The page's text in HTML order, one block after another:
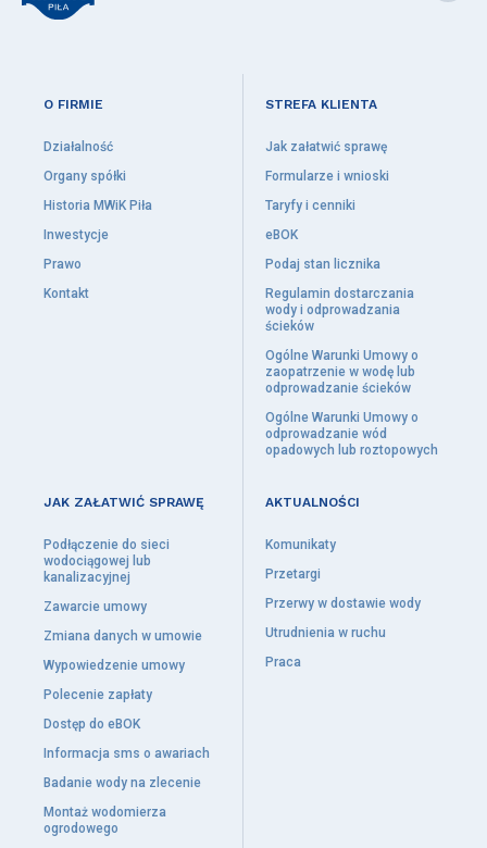
Produkcja wody
Badania wody
Pilska woda na tle wód butelkowanych
Utrudnienia w ruchu
Odprowadzanie wód opadowych lub roztopowych
Wprowadzanie ścieków do środowiska
Prawo
O firmie
Działalność
Organy spółki
Historia MWiK Piła
Inwestycje
Uporządkowanie gospodarki wodno-kanalizacyjnej
na terenie miasta Piły
Efektywny rozwój zielono-niebieskiej infrastruktury ZIT MOF Piły –
Budowa zbiorników retencyjnych dla wód deszczowych na terenie
O FIRMIE
Działalność
Organy spółki
Historia MWiK Piła
Inwestycje
Prawo
Kontakt
STREFA KLIENTA
Jak załatwić sprawę
Formularze i wnioski
Taryfy i cenniki
eBOK
Podaj stan licznika
Regulamin dostarczania
wody i odprowadzania
ścieków
Ogólne Warunki Umowy o
zaopatrzenie w wodę lub
odprowadzanie ścieków
Ogólne Warunki Umowy o
odprowadzanie wód
opadowych lub roztopowych
JAK ZAŁATWIĆ SPRAWĘ
Podłączenie do sieci
wodociągowej lub
kanalizacyjnej
Zawarcie umowy
Zmiana danych w umowie
Wypowiedzenie umowy
Polecenie zapłaty
Dostęp do eBOK
Informacja sms o awariach
Badanie wody na zlecenie
Montaż wodomierza
ogrodowego
AKTUALNOŚCI
Komunikaty
Przetargi
Przerwy w dostawie wody
Utrudnienia w ruchu
Praca